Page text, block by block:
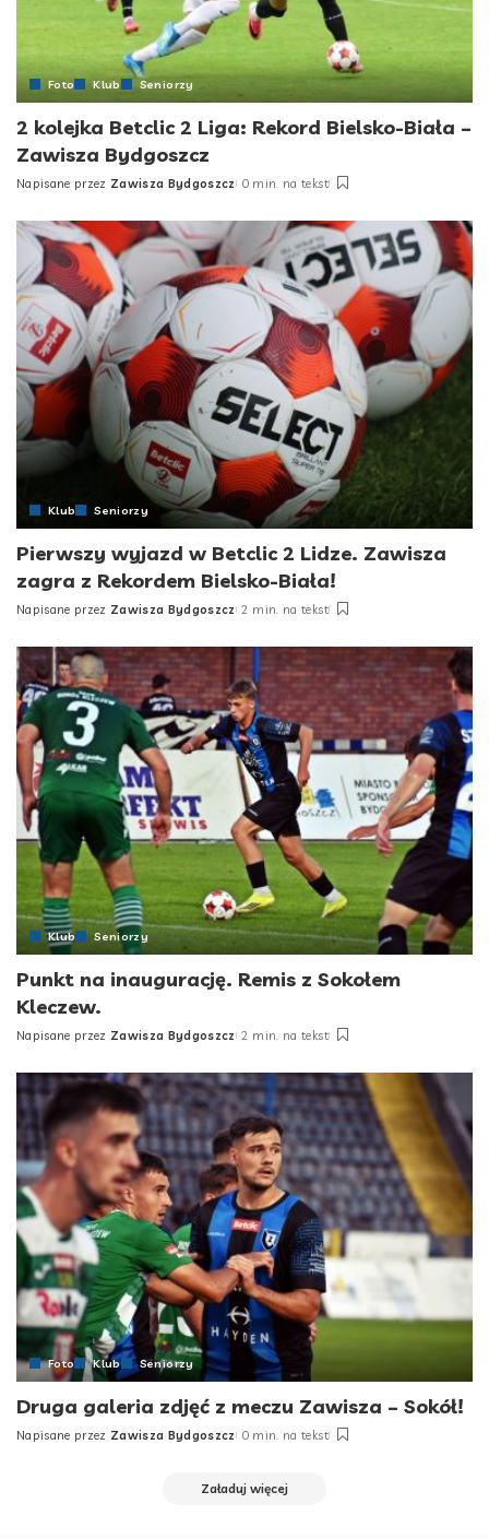
Foto Klub Seniorzy
2 kolejka Betclic 2 Liga: Rekord Bielsko-Biała –
Zawisza Bydgoszcz
Posted
Napisane przez Zawisza Bydgoszcz 0 min. na tekst
Klub Seniorzy
Pierwszy wyjazd w Betclic 2 Lidze. Zawisza
zagra z Rekordem Bielsko-Biała!
Posted
Napisane przez Zawisza Bydgoszcz 2 min. na tekst
Klub Seniorzy
Punkt na inaugurację. Remis z Sokołem
Kleczew.
Posted
Napisane przez Zawisza Bydgoszcz 2 min. na tekst
Foto Klub Seniorzy
Druga galeria zdjęć z meczu Zawisza – Sokół!
Posted
Napisane przez Zawisza Bydgoszcz 0 min. na tekst
Załaduj więcej